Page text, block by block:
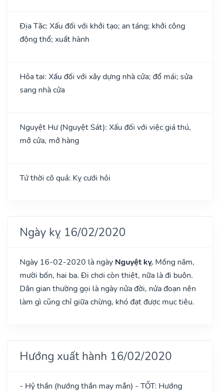
Địa Tặc: Xấu đối với khởi tạo; an táng; khởi công
động thổ; xuất hành
Hỏa tai: Xấu đối với xây dựng nhà cửa; đổ mái; sửa
sang nhà cửa
Nguyệt Hư (Nguyệt Sát): Xấu đối với việc giá thú,
mở cửa, mở hàng
Tứ thời cô quả: Kỵ cưới hỏi
Ngày kỵ 16/02/2020
Ngày 16-02-2020 là ngày Nguyệt kỵ. Mồng năm,
mười bốn, hai ba. Đi chơi còn thiệt, nữa là đi buôn.
Dân gian thường gọi là ngày nửa đời, nửa đoạn nên
làm gì cũng chỉ giữa chừng, khó đạt được mục tiêu.
Hướng xuất hành 16/02/2020
- Hỷ thần (hướng thần may mắn) - TỐT: Hướng